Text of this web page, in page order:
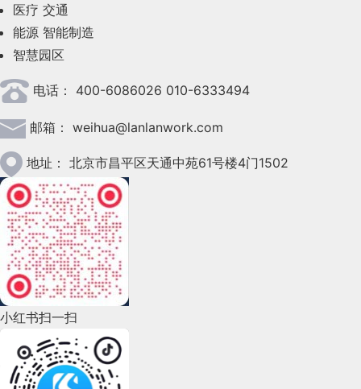
2023年5月(28)
2023年4月(47)
2023年3月(37)
2023年2月(90)
2023年1月(78)
2022年12月(45)
2022年11月(69)
2022年10月(51)
2022年9月(135)
2022年7月(111)
医疗 交通
能源 智能制造
智慧园区
电话： 400-6086026 010-6333494
邮箱： weihua@lanlanwork.com
地址： 北京市昌平区天通中苑61号楼4门1502
小红书扫一扫